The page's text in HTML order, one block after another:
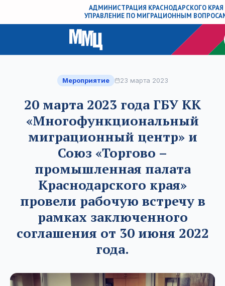
АДМИНИСТРАЦИЯ КРАСНОДАРСКОГО КРАЯ
УПРАВЛЕНИЕ ПО МИГРАЦИОННЫМ
Мероприятие 23 марта 2023
20 марта 2023 года ГБУ КК
«Многофункциональный
миграционный центр» и
Союз «Торгово –
промышленная палата
Краснодарского края»
провели рабочую встречу в
рамках заключенного
соглашения от 30 июня 2022
года.